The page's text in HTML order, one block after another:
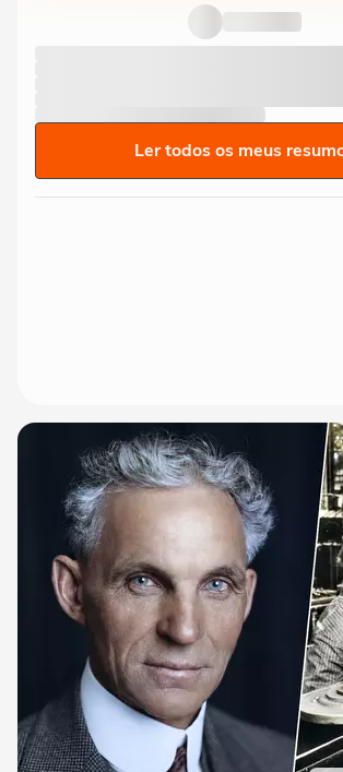
"OLY" ao lado do nome
Ler todos os meus